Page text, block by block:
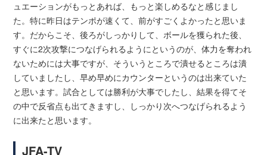
ュエーションがもっとあれば、もっと楽しめるなと感じまし
た。特に昨日はテンポが速くて、前がすごくよかったと思いま
す。だからこそ、後ろがしっかりして、ボールを獲られた後、
すぐに2次攻撃につなげられるようにというのが、体力を奪われ
ないためには大事ですが、そういうところで潰せるところは潰
していましたし、早め早めにカウンターというのは出来ていた
と思います。試合としては勝利が大事でしたし、結果を得てそ
の中で反省点も出てきますし、しっかり次へつなげられるよう
に出来たと思います。
JFA-TV